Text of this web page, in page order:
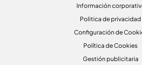
Información
Politica de privacidad
Configuración de
Política de Cookies
Gestión publicitaria